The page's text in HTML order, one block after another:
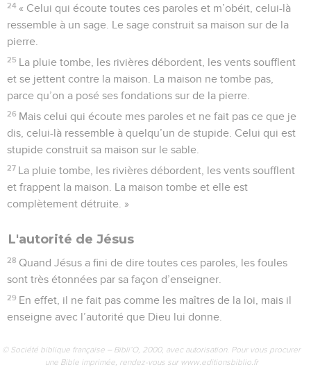
24 « Celui qui écoute toutes ces paroles et m’obéit, celui-là
ressemble à un sage. Le sage construit sa maison sur de la
pierre.
25 La pluie tombe, les rivières débordent, les vents soufflent
et se jettent contre la maison. La maison ne tombe pas,
parce qu’on a posé ses fondations sur de la pierre.
26 Mais celui qui écoute mes paroles et ne fait pas ce que je
dis, celui-là ressemble à quelqu’un de stupide. Celui qui est
stupide construit sa maison sur le sable.
27 La pluie tombe, les rivières débordent, les vents soufflent
et frappent la maison. La maison tombe et elle est
complètement détruite. »
L'autorité de Jésus
28 Quand Jésus a fini de dire toutes ces paroles, les foules
sont très étonnées par sa façon d’enseigner.
29 En effet, il ne fait pas comme les maîtres de la loi, mais il
enseigne avec l’autorité que Dieu lui donne.
© Société biblique française – Bibli’O, 2000, avec autorisation. Pour vous procurer
une Bible imprimée, rendez-vous sur www.editionsbiblio.fr